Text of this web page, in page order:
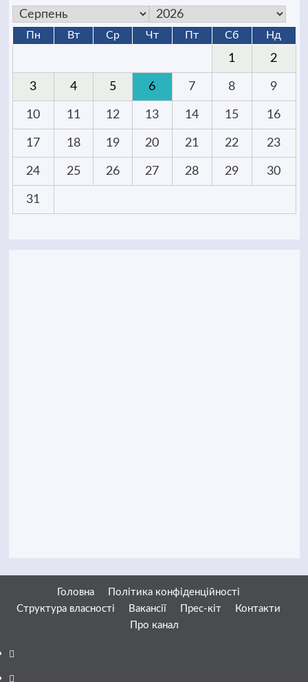
Пн Вт Ср Чт Пт Сб Нд
1 2
3 4 5 6 7 8 9
10 11 12 13 14 15 16
17 18 19 20 21 22 23
24 25 26 27 28 29 30
31
Головна
Політика конфіденційності
Структура власності
Вакансії Прес-кіт
Контакти
Про канал
Facebook
YouTube